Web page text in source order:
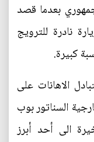
بعدما قصد
نادرة للترويج
كبيرة.
الاهانات على
السناتور بوب
الى أحد أبرز